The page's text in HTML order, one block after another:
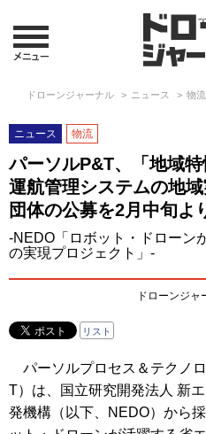
ドローンジャーナル ニュース 物流
ニュース 物流
パーソルP&T、「地域
運航管理システムの地
団体の公募を2月中旬よ
-NEDO「ロボット・ドローン
の実現プロジェクト」-
ドローンジャ
リスト
パーソルプロセス＆テクノ
T）は、国立研究開発法人 新
発機構（以下、NEDO）から